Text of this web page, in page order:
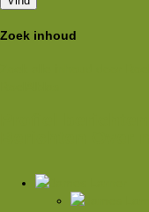
Zoek inhoud